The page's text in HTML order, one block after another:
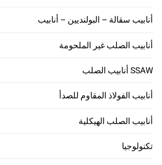
أنابيب سقالة – البولنديين – أنابيب
أنابيب الصلب غير الملحومة
SSAW أنابيب الصلب
أنابيب الفولاذ المقاوم للصدأ
أنابيب الصلب الهيكلية
تكنولوجيا